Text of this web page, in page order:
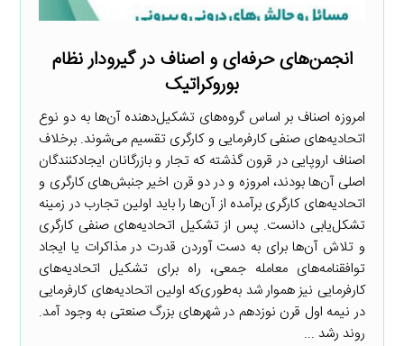
انجمن‌های حرفه‌ای و اصناف در گیرودار نظام
بوروکراتیک
امروزه اصناف بر اساس گروه‌های تشکیل‌دهنده آن‌ها به دو نوع
اتحادیه‌های صنفی کارفرمایی و کارگری تقسیم می‌شوند. برخلاف
اصناف اروپایی در قرون گذشته که تجار و بازرگانان ایجادکنندگان
اصلی آن‌ها بودند، امروزه و در دو قرن اخیر جنبش‌های کارگری و
اتحادیه‌های کارگری برآمده از آن‌ها را باید اولین تجارب در زمینه
تشکل‌یابی دانست. پس از تشکیل اتحادیه‌های صنفی کارگری
و تلاش آن‌ها برای به دست آوردن قدرت در مذاکرات یا ایجاد
توافقنامه‌های معامله جمعی، راه برای تشکیل اتحادیه‌های
کارفرمایی نیز هموار شد به‌طوری‌که اولین اتحادیه‌های کارفرمایی
در نیمه اول قرن نوزدهم در شهرهای بزرگ صنعتی به وجود آمد.
روند رشد ...